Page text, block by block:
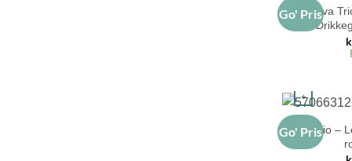
Go' PrisEva
Go' Pris
+
Eva Trio –